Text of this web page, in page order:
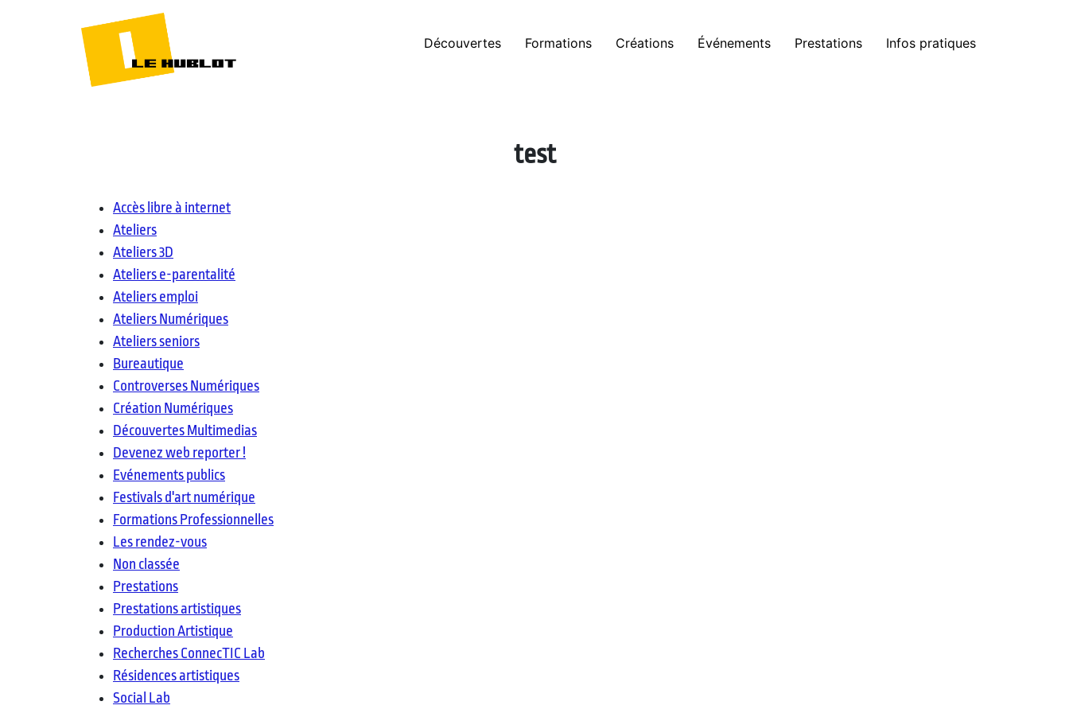
Découvertes Formations Créations Événements Prestations Infos pratiques
test
Accès libre à internet
Ateliers
Ateliers 3D
Ateliers e-parentalité
Ateliers emploi
Ateliers Numériques
Ateliers seniors
Bureautique
Controverses Numériques
Création Numériques
Découvertes Multimedias
Devenez web reporter !
Evénements publics
Festivals d'art numérique
Formations Professionnelles
Les rendez-vous
Non classée
Prestations
Prestations artistiques
Production Artistique
Recherches ConnecTIC Lab
Résidences artistiques
Social Lab